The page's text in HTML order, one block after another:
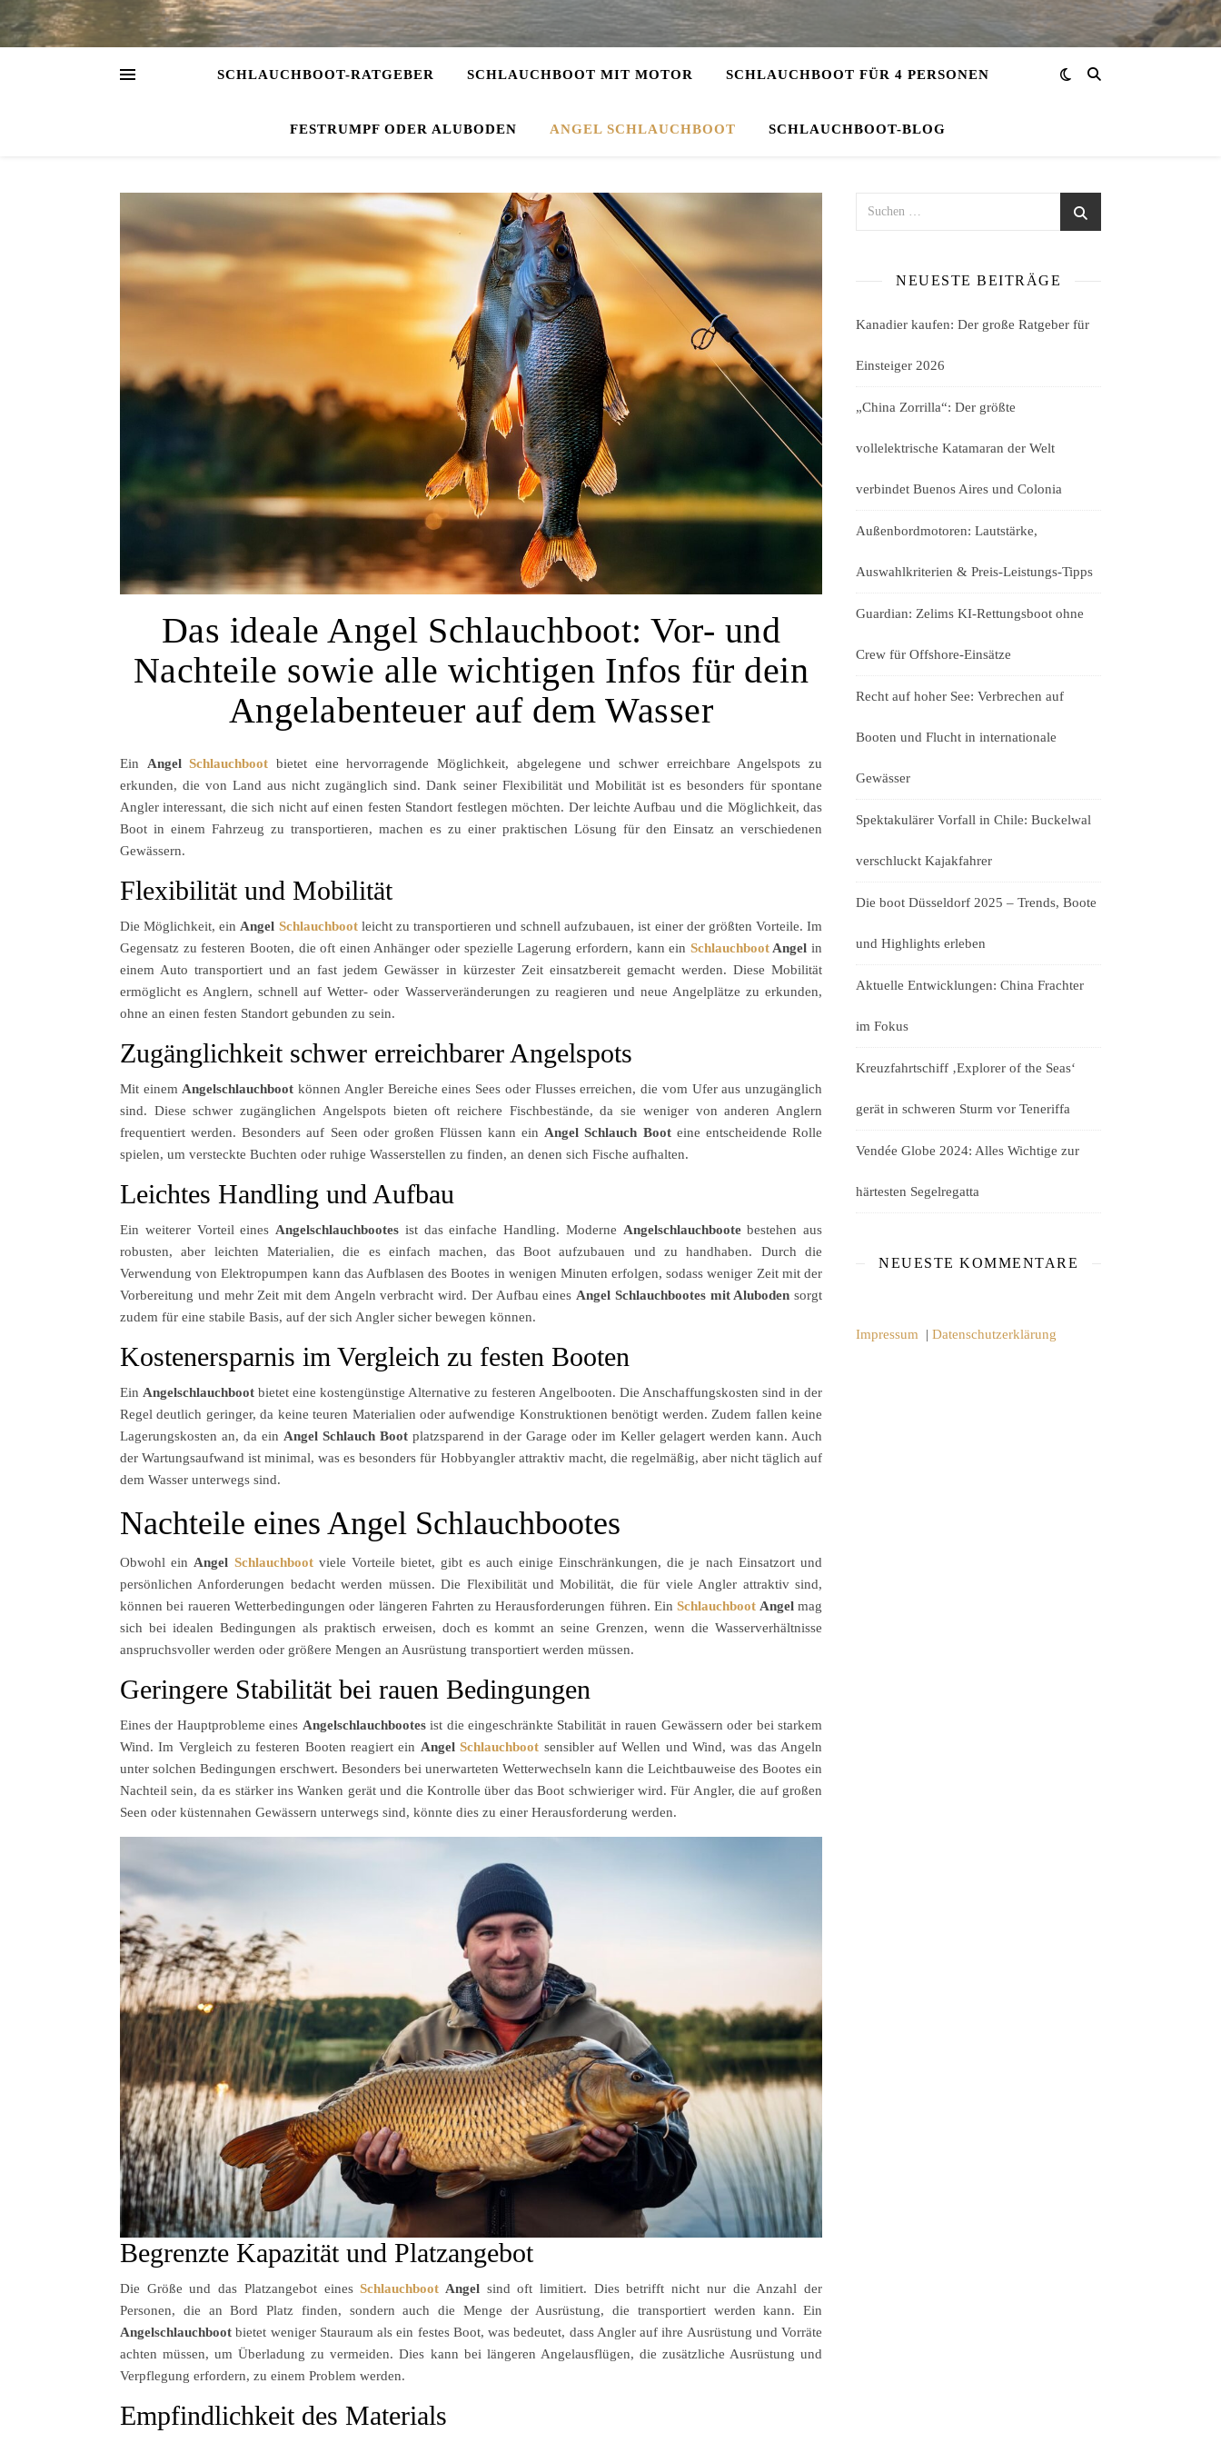
SCHLAUCHBOOT-RATGEBER SCHLAUCHBOOT MIT MOTOR SCHLAUCHBOOT FÜR 4 PERSONEN
FESTRUMPF ODER ALUBODEN ANGEL SCHLAUCHBOOT SCHLAUCHBOOT-BLOG
Das ideale Angel Schlauchboot: Vor- und
Nachteile sowie alle wichtigen Infos für dein
Angelabenteuer auf dem Wasser
Ein AngelSchlauchboot bietet eine hervorragende Möglichkeit, abgelegene und schwer erreichbare Angelspots zu
erkunden, die von Land aus nicht zugänglich sind. Dank seiner Flexibilität und Mobilität ist es besonders für spontane
Angler interessant, die sich nicht auf einen festen Standort festlegen möchten. Der leichte Aufbau und die Möglichkeit, das
Boot in einem Fahrzeug zu transportieren, machen es zu einer praktischen Lösung für den Einsatz an verschiedenen
Gewässern.
Flexibilität und Mobilität
Die Möglichkeit, ein Angel Schlauchbootleicht zu transportieren und schnell aufzubauen, ist einer der größten Vorteile. Im
Gegensatz zu festeren Booten, die oft einen Anhänger oder spezielle Lagerung erfordern, kann ein SchlauchbootAngel in
einem Auto transportiert und an fast jedem Gewässer in kürzester Zeit einsatzbereit gemacht werden. Diese Mobilität
ermöglicht es Anglern, schnell auf Wetter- oder Wasserveränderungen zu reagieren und neue Angelplätze zu erkunden,
ohne an einen festen Standort gebunden zu sein.
Zugänglichkeit schwer erreichbarer Angelspots
Mit einem Angelschlauchboot können Angler Bereiche eines Sees oder Flusses erreichen, die vom Ufer aus unzugänglich
sind. Diese schwer zugänglichen Angelspots bieten oft reichere Fischbestände, da sie weniger von anderen Anglern
frequentiert werden. Besonders auf Seen oder großen Flüssen kann ein Angel Schlauch Booteine entscheidende Rolle
spielen, um versteckte Buchten oder ruhige Wasserstellen zu finden, an denen sich Fische aufhalten.
Leichtes Handling und Aufbau
Ein weiterer Vorteil eines Angelschlauchbootes ist das einfache Handling. Moderne Angelschlauchbootebestehen aus
robusten, aber leichten Materialien, die es einfach machen, das Boot aufzubauen und zu handhaben. Durch die
Verwendung von Elektropumpen kann das Aufblasen des Bootes in wenigen Minuten erfolgen, sodass weniger Zeit mit der
Vorbereitung und mehr Zeit mit dem Angeln verbracht wird. Der Aufbau eines Angel Schlauchbootes mit Aluboden sorgt
zudem für eine stabile Basis, auf der sich Angler sicher bewegen können.
Kostenersparnis im Vergleich zu festen Booten
Ein Angelschlauchboot bietet eine kostengünstige Alternative zu festeren Angelbooten. Die Anschaffungskosten sind in der
Regel deutlich geringer, da keine teuren Materialien oder aufwendige Konstruktionen benötigt werden. Zudem fallen keine
Lagerungskosten an, da ein Angel Schlauch Bootplatzsparend in der Garage oder im Keller gelagert werden kann. Auch
der Wartungsaufwand ist minimal, was es besonders für Hobbyangler attraktiv macht, die regelmäßig, aber nicht täglich auf
dem Wasser unterwegs sind.
Nachteile eines Angel Schlauchbootes
Obwohl ein Angel Schlauchbootviele Vorteile bietet, gibt es auch einige Einschränkungen, die je nach Einsatzort und
persönlichen Anforderungen bedacht werden müssen. Die Flexibilität und Mobilität, die für viele Angler attraktiv sind,
können bei raueren Wetterbedingungen oder längeren Fahrten zu Herausforderungen führen. EinSchlauchboot Angelmag
sich bei idealen Bedingungen als praktisch erweisen, doch es kommt an seine Grenzen, wenn die Wasserverhältnisse
anspruchsvoller werden oder größere Mengen an Ausrüstung transportiert werden müssen.
Geringere Stabilität bei rauen Bedingungen
Eines der Hauptprobleme eines Angelschlauchbootesist die eingeschränkte Stabilität in rauen Gewässern oder bei starkem
Wind. Im Vergleich zu festeren Booten reagiert ein AngelSchlauchboot sensibler auf Wellen und Wind, was das Angeln
unter solchen Bedingungen erschwert. Besonders bei unerwarteten Wetterwechseln kann die Leichtbauweise des Bootes ein
Nachteil sein, da es stärker ins Wanken gerät und die Kontrolle über das Boot schwieriger wird. Für Angler, die auf großen
Seen oder küstennahen Gewässern unterwegs sind, könnte dies zu einer Herausforderung werden.
Begrenzte Kapazität und Platzangebot
Die Größe und das Platzangebot einesSchlauchboot Angelsind oft limitiert. Dies betrifft nicht nur die Anzahl der
Personen, die an Bord Platz finden, sondern auch die Menge der Ausrüstung, die transportiert werden kann. Ein
Angelschlauchboot bietet weniger Stauraum als ein festes Boot, was bedeutet, dass Angler auf ihre Ausrüstung und Vorräte
achten müssen, um Überladung zu vermeiden. Dies kann bei längeren Angelausflügen, die zusätzliche Ausrüstung und
Verpflegung erfordern, zu einem Problem werden.
Empfindlichkeit des Materials
NEUESTE BEITRÄGE
Kanadier kaufen: Der große Ratgeber für
Einsteiger 2026
„China Zorrilla“: Der größte
vollelektrische Katamaran der Welt
verbindet Buenos Aires und Colonia
Außenbordmotoren: Lautstärke,
Auswahlkriterien & Preis-Leistungs-Tipps
Guardian: Zelims KI-Rettungsboot ohne
Crew für Offshore-Einsätze
Recht auf hoher See: Verbrechen auf
Booten und Flucht in internationale
Gewässer
Spektakulärer Vorfall in Chile: Buckelwal
verschluckt Kajakfahrer
Die boot Düsseldorf 2025 – Trends, Boote
und Highlights erleben
Aktuelle Entwicklungen: China Frachter
im Fokus
Kreuzfahrtschiff ‚Explorer of the Seas‘
gerät in schweren Sturm vor Teneriffa
Vendée Globe 2024: Alles Wichtige zur
härtesten Segelregatta
NEUESTE KOMMENTARE
Impressum | Datenschutzerklärung